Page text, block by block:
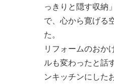
っきりと隠す収納
で、心から寛げる
た。
リフォームのおか
ルも変わったと話
ンキッチンにした